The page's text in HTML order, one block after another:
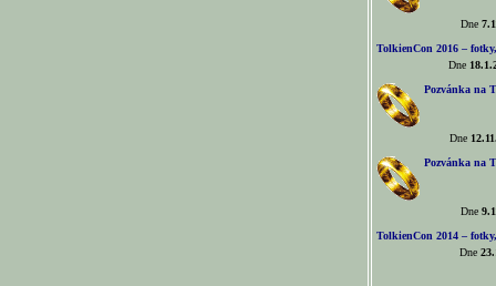
Dne
TolkienCon 2016 –
Dne
Pozvánka na
Dne
Pozvánka na
Dne
TolkienCon 2014 –
Dne